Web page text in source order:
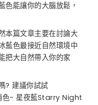
色能讓你的大腦放鬆，
本篇文章主要在討論大
藍色最接近自然環境中
把大自然帶入你的家
? 建議你試試
- 星夜藍Starry Night